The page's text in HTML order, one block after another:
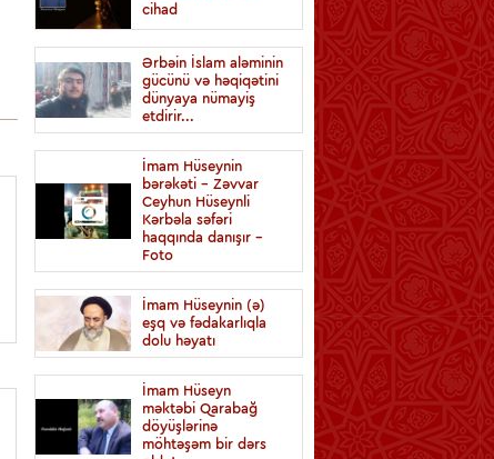
cihad
Ərbəin İslam aləminin
gücünü və həqiqətini
dünyaya nümayiş
etdirir...
İmam Hüseynin
bərəkəti - Zəvvar
Ceyhun Hüseynli
Kərbəla səfəri
haqqında danışır -
Foto
İmam Hüseynin (ə)
eşq və fədakarlıqla
dolu həyatı
İmam Hüseyn
məktəbi Qarabağ
döyüşlərinə
möhtəşəm bir dərs